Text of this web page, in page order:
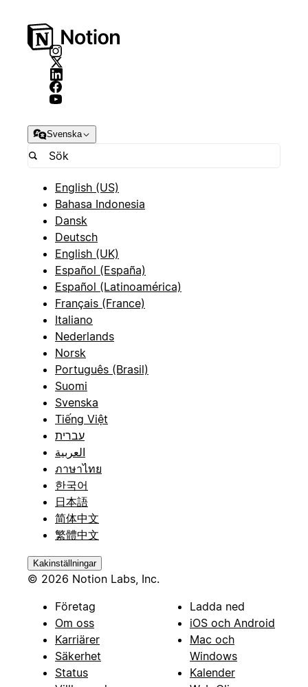
Svenska
English (US)
Bahasa Indonesia
Dansk
Deutsch
English (UK)
Español (España)
Español (Latinoamérica)
Français (France)
Italiano
Nederlands
Norsk
Português (Brasil)
Suomi
Svenska
Tiếng Việt
עברית
العربية
ภาษาไทย
한국어
日本語
简体中文
繁體中文
Kakinställningar
© 2026 Notion Labs, Inc.
Företag
Om oss
Karriärer
Säkerhet
Status
Ladda ned
iOS och Android
Mac och
Windows
Kalender